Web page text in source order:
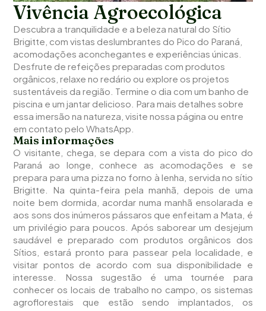
Vivência Agroecológica
Descubra a tranquilidade e a beleza natural do Sítio
Brigitte, com vistas deslumbrantes do Pico do Paraná,
acomodações aconchegantes e experiências únicas.
Desfrute de refeições preparadas com produtos
orgânicos, relaxe no redário ou explore os projetos
sustentáveis da região. Termine o dia com um banho de
piscina e um jantar delicioso. Para mais detalhes sobre
essa imersão na natureza, visite nossa página ou entre
em contato pelo WhatsApp.
Mais informações
O visitante, chega, se depara com a vista do pico do
Paraná ao longe, conhece as acomodações e se
prepara para uma pizza no forno à lenha, servida no sítio
Brigitte. Na quinta-feira pela manhã, depois de uma
noite bem dormida, acordar numa manhã ensolarada e
aos sons dos inúmeros pássaros que enfeitam a Mata, é
um privilégio para poucos. Após saborear um desjejum
saudável e preparado com produtos orgânicos dos
Sítios, estará pronto para passear pela localidade, e
visitar pontos de acordo com sua disponibilidade e
interesse. Nossa sugestão é uma tournée para
conhecer os locais de trabalho no campo, os sistemas
agroflorestais que estão sendo implantados, os